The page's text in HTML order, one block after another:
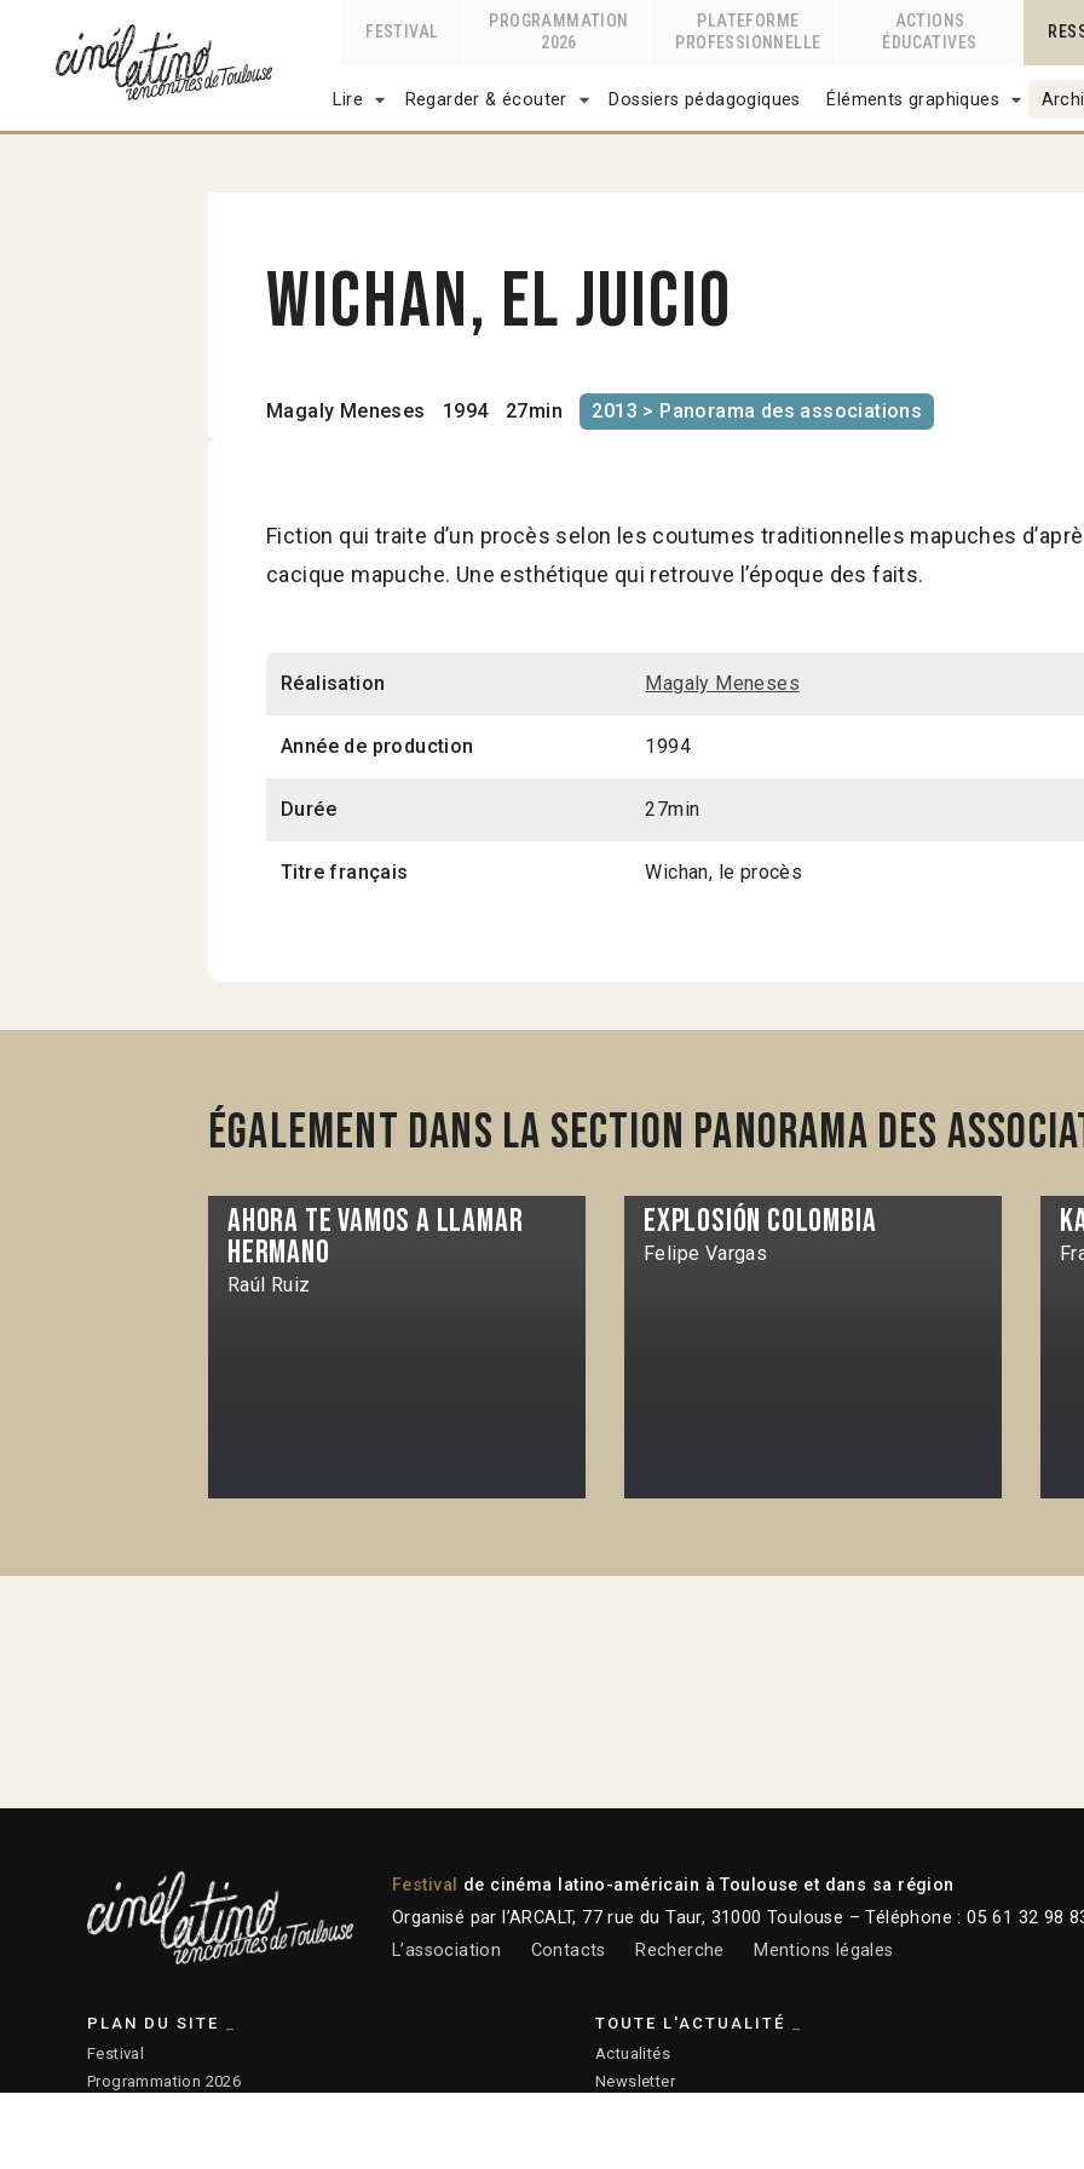
FESTIVAL
PROGRAMMATION
2026
PLATEFORME
PROFESSIONNELLE
ACTIONS
ÉDUCATIVES
Lire Regarder & écouter Dossiers pédagogiques Éléments graphiques
Wichan, el juicio
Magaly Meneses 1994 27min 2013 > Panorama des associations
Fiction qui traite d’un procès selon les coutumes traditionnelles mapuches
cacique mapuche. Une esthétique qui retrouve l’époque des faits.
Réalisation Magaly Meneses
Année de production 1994
Durée 27min
Titre français Wichan, le procès
Également dans la section Panorama des
Ahora te vamos a llamar
hermano
Raúl Ruiz
Explosión Colombia
Felipe Vargas
Festival
de cinéma latino-américain à Toulouse et dans sa région
Organisé par l’ARCALT, 77 rue du Taur, 31000 Toulouse – Téléphone : 05 61 32 98
L’association
Contacts Recherche Mentions légales
PLAN DU SITE
Festival
Programmation 2026
TOUTE L'ACTUALITÉ
Actualités
Newsletter